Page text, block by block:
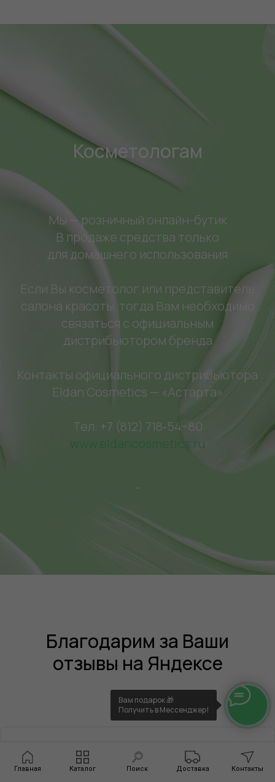
Косметологам
Мы — розничный онлайн-бутик
В продаже средства только
для домашнего использования
Если Вы косметолог или представитель
салона красоты, тогда Вам необходимо
связаться с официальным
дистрибьютором бренда
Контакты официального дистрибьютора
Eldan Cosmetics — «Астарта»
Тел: +7 (812) 718‑54−80
www.eldancosmetics.ru
~
Благодарим за Ваши
отзывы на Яндексе
Вам подарок 🎁
Получить в Мессенджер!
Главная Каталог Поиск Доставка Контакты